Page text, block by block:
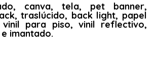
canva, tela, pet banner,
traslúcido, back light, papel
para piso, vinil reflectivo,
imantado.